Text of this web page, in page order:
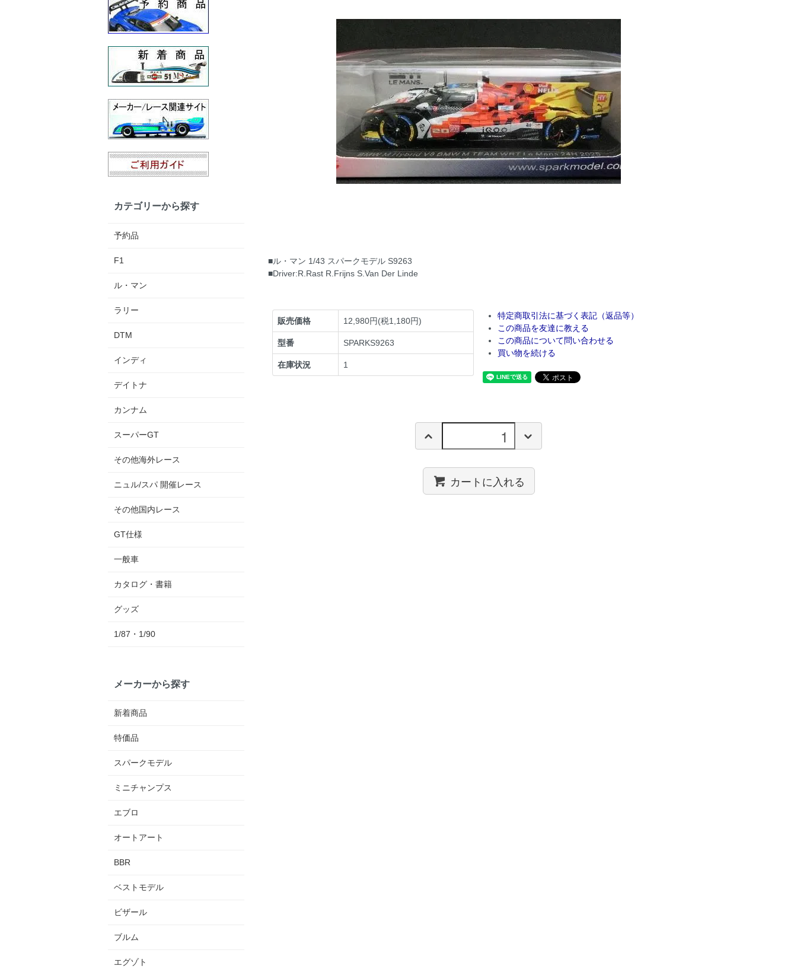
■ル・マン 1/43 スパークモデル S9263
■Driver:R.Rast R.Frijns S.Van Der Linde
販売価格 12,980円(税1,180円)
型番 SPARKS9263
在庫状況 1
特定商取引法に基づく表記（返品等）
この商品を友達に教える
この商品について問い合わせる
買い物を続ける
カートに入れる
カテゴリーから探す
予約品
F1
ル・マン
ラリー
DTM
インディ
デイトナ
カンナム
スーパーGT
その他海外レース
ニュル/スパ 開催レース
その他国内レース
GT仕様
一般車
カタログ・書籍
グッズ
1/87・1/90
メーカーから探す
新着商品
特価品
スパークモデル
ミニチャンプス
エブロ
オートアート
BBR
ベストモデル
ビザール
ブルム
エグゾト